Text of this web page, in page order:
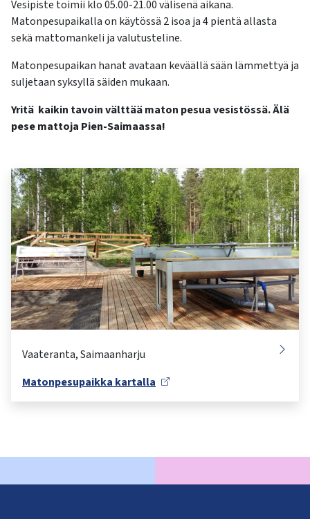
kosketus-
ja
pyyhkäisyliikkeitä.
Vesipiste toimii klo 05.00-21.00 välisenä aikana.
Matonpesupaikalla on käytössä 2 isoa ja 4 pientä allasta
sekä mattomankeli ja valutusteline.
Matonpesupaikan hanat avataan keväällä sään lämmettyä ja
suljetaan syksyllä säiden mukaan.
Yritä kaikin tavoin välttää maton pesua vesistössä. Älä
pese mattoja Pien-Saimaassa!
Matonpesupaikka kartalla